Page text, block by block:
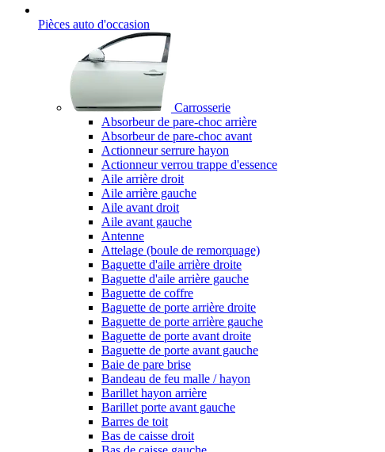
Pièces auto d'occasion
Carrosserie
Absorbeur de pare-choc arrière
Absorbeur de pare-choc avant
Actionneur serrure hayon
Actionneur verrou trappe d'essence
Aile arrière droit
Aile arrière gauche
Aile avant droit
Aile avant gauche
Antenne
Attelage (boule de remorquage)
Baguette d'aile arrière droite
Baguette d'aile arrière gauche
Baguette de coffre
Baguette de porte arrière droite
Baguette de porte arrière gauche
Baguette de porte avant droite
Baguette de porte avant gauche
Baie de pare brise
Bandeau de feu malle / hayon
Barillet hayon arrière
Barillet porte avant gauche
Barres de toit
Bas de caisse droit